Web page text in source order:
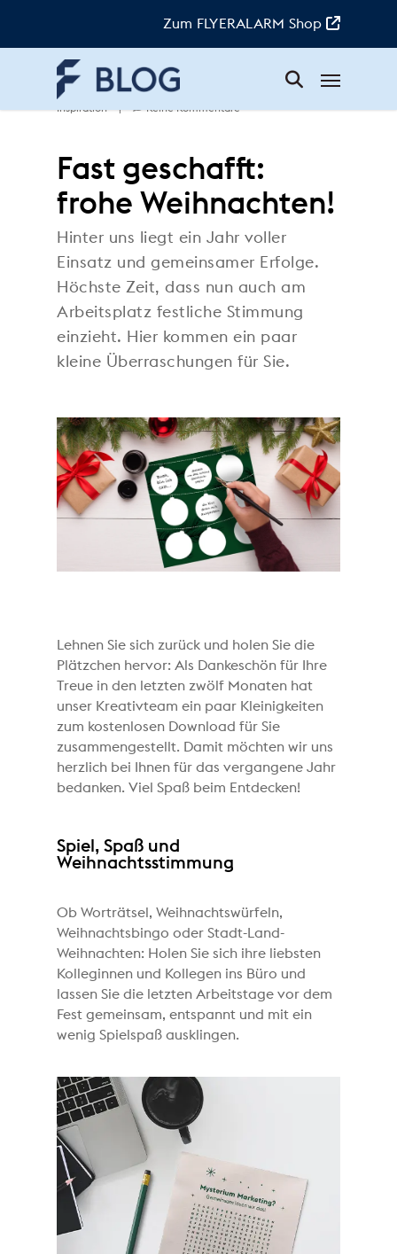
Zum FLYERALARM Shop
Doreen | 19. Dezember 2025
Inspiration
| Keine Kommentare
Fast geschafft:
frohe Weihnachten!
Hinter uns liegt ein Jahr voller
Einsatz und gemeinsamer Erfolge.
Höchste Zeit, dass nun auch am
Arbeitsplatz festliche Stimmung
einzieht. Hier kommen ein paar
kleine Überraschungen für Sie.
Lehnen Sie sich zurück und holen Sie die
Plätzchen hervor: Als Dankeschön für Ihre
Treue in den letzten zwölf Monaten hat
unser Kreativteam ein paar Kleinigkeiten
zum kostenlosen Download für Sie
zusammengestellt. Damit möchten wir uns
herzlich bei Ihnen für das vergangene Jahr
bedanken. Viel Spaß beim Entdecken!
Spiel, Spaß und
Weihnachtsstimmung
Ob Worträtsel, Weihnachtswürfeln,
Weihnachtsbingo oder Stadt-Land-
Weihnachten: Holen Sie sich ihre liebsten
Kolleginnen und Kollegen ins Büro und
lassen Sie die letzten Arbeitstage vor dem
Fest gemeinsam, entspannt und mit ein
wenig Spielspaß ausklingen.